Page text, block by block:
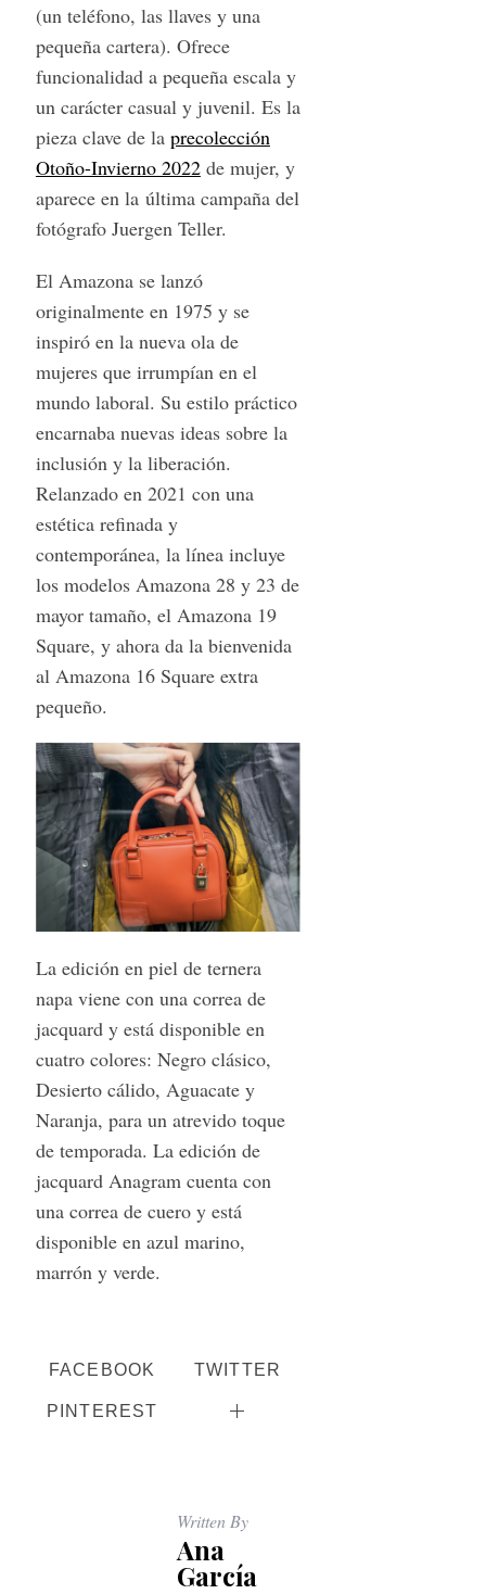
(un teléfono, las llaves y una
pequeña cartera). Ofrece
funcionalidad a pequeña escala y
un carácter casual y juvenil. Es la
pieza clave de la precolección
Otoño-Invierno 2022de mujer, y
aparece en la última campaña del
fotógrafo Juergen Teller.
El Amazona se lanzó
originalmente en 1975 y se
inspiró en la nueva ola de
mujeres que irrumpían en el
mundo laboral. Su estilo práctico
encarnaba nuevas ideas sobre la
inclusión y la liberación.
Relanzado en 2021 con una
estética refinada y
contemporánea, la línea incluye
los modelos Amazona 28 y 23 de
mayor tamaño, el Amazona 19
Square, y ahora da la bienvenida
al Amazona 16 Square extra
pequeño.
La edición en piel de ternera
napa viene con una correa de
jacquard y está disponible en
cuatro colores: Negro clásico,
Desierto cálido, Aguacate y
Naranja, para un atrevido toque
de temporada. La edición de
jacquard Anagram cuenta con
una correa de cuero y está
disponible en azul marino,
marrón y verde.
FACEBOOK TWITTER
PINTEREST
Written By
Ana
García
e
r